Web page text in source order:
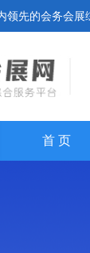
领先的会务会展
首 页